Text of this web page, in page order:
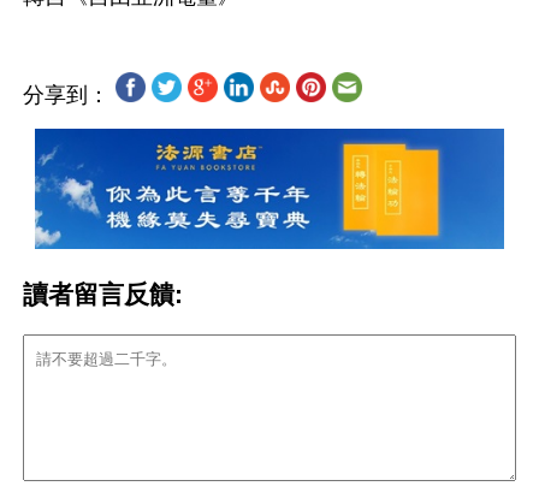
分享到：
讀者留言反饋: